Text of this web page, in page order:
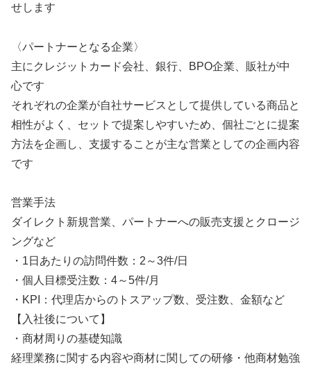
せします
〈パートナーとなる企業〉
主にクレジットカード会社、銀行、BPO企業、販社が中
心です
それぞれの企業が自社サービスとして提供している商品と
相性がよく、セットで提案しやすいため、個社ごとに提案
方法を企画し、支援することが主な営業としての企画内容
です
営業手法
ダイレクト新規営業、パートナーへの販売支援とクロージ
ングなど
・1日あたりの訪問件数：2～3件/日
・個人目標受注数：4～5件/月
・KPI：代理店からのトスアップ数、受注数、金額など
【入社後について】
・商材周りの基礎知識
経理業務に関する内容や商材に関しての研修・他商材勉強